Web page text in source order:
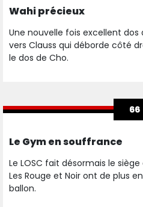
Wahi précieux
Une nouvelle fois excellent dos
vers Clauss qui déborde côté
le dos de Cho.
66
Le Gym en souffrance
Le LOSC fait désormais le
Les Rouge et Noir ont de plus
ballon.